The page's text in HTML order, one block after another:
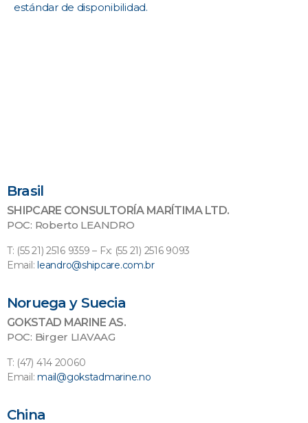
estándar de disponibilidad.
Brasil
SHIPCARE CONSULTORÍA MARÍTIMA LTD.
POC: Roberto LEANDRO
T: (55 21) 2516 9359 – Fx: (55 21) 2516 9093
Email:leandro@shipcare.com.br
Noruega y Suecia
GOKSTAD MARINE AS.
POC: Birger LIAVAAG
T: (47) 414 20060
Email:mail@gokstadmarine.no
China